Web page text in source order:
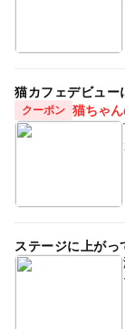
猫カフェデビュ
クーポン 猫ちゃ
ステージに上がっ